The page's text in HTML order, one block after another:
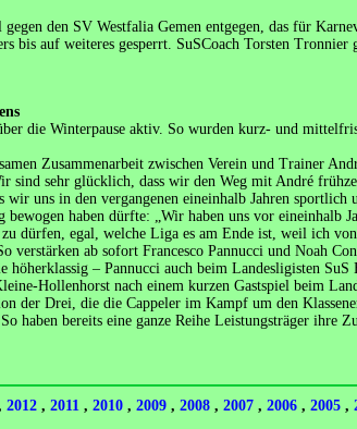
den SV Westfalia Gemen entgegen, das für
bis auf weiteres gesperrt. SuSCoach Torsten
die Winterpause aktiv. So wurden kurz- und
Zusammenarbeit zwischen Verein und Trainer
sind sehr glücklich, dass wir den Weg mit André
uns in den vergangenen eineinhalb Jahren
haben dürfte: „Wir haben uns vor eineinhalb
dürfen, egal, welche Liga es am Ende ist, weil ich
ab sofort Francesco Pannucci und Noah
– Pannucci auch beim Landesligisten
Hollenhorst nach einem kurzen Gastspiel beim
der Drei, die die Cappeler im Kampf um den
bereits eine ganze Reihe Leistungsträger ihre
2012 , 2011 , 2010 , 2009 , 2008 , 2007 , 2006 , 2005 ,